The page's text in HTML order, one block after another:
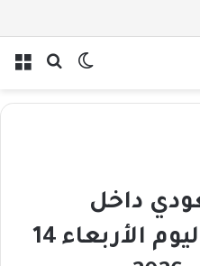
مدرسة البحر مع غسان المزيدي
بحثالوضع
داخل
البنوك المصرية اليوم الأربعاء 14